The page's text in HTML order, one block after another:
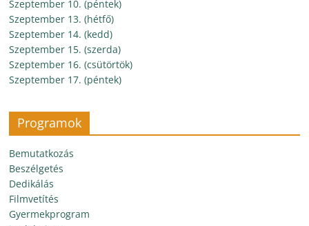
Szeptember 10. (péntek)
Szeptember 13. (hétfő)
Szeptember 14. (kedd)
Szeptember 15. (szerda)
Szeptember 16. (csütörtök)
Szeptember 17. (péntek)
Programok
Bemutatkozás
Beszélgetés
Dedikálás
Filmvetítés
Gyermekprogram